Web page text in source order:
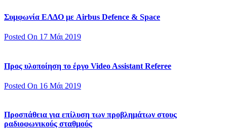
Συμφωνία ΕΛΔΟ με Airbus Defence & Space
Posted On 17 Μάι 2019
Προς υλοποίηση το έργο Video Assistant Referee
Posted On 16 Μάι 2019
Προσπάθεια για επίλυση των προβλημάτων στους
ραδιοφωνικούς σταθμούς